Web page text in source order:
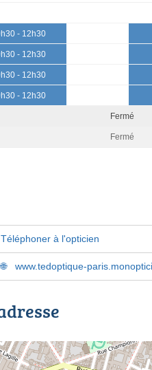
- 12h30
- 12h30
- 12h30
- 12h30
Fermé
Fermé
Téléphoner à l'opticien
www.tedoptique-